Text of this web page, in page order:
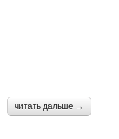
читать дальше →